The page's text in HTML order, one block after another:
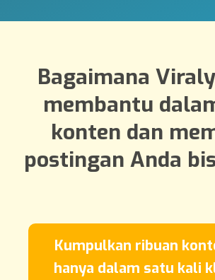
Bagaimana
membantu
konten dan
postingan Anda
Kumpulkan ribuan
hanya dalam satu kali